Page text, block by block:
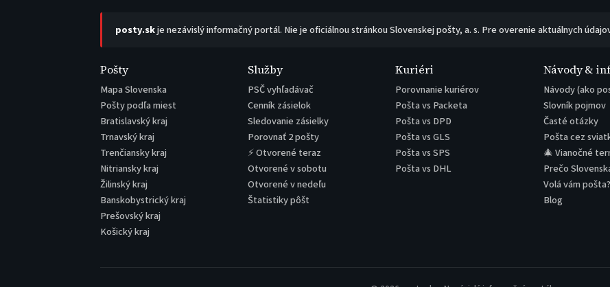
posty.skje nezávislý informačný portál. Nie je oficiálnou stránkou Slovenskej pošty, a. s. Pre overenie aktuálnych
Pošty
Mapa Slovenska
Pošty podľa miest
Bratislavský kraj
Trnavský kraj
Trenčiansky kraj
Nitriansky kraj
Žilinský kraj
Banskobystrický kraj
Prešovský kraj
Košický kraj
Služby
PSČ vyhľadávač
Cenník zásielok
Sledovanie zásielky
Porovnať 2 pošty
⚡ Otvorené teraz
Otvorené v sobotu
Otvorené v nedeľu
Štatistiky pôšt
Kuriéri
Porovnanie kuriérov
Pošta vs Packeta
Pošta vs DPD
Pošta vs GLS
Pošta vs SPS
Pošta vs DHL
Návody &
Návody (ako
Slovník pojmov
Časté otázky
Pošta cez
🎄 Vianočné
Prečo
Volá vám pošta?
Blog